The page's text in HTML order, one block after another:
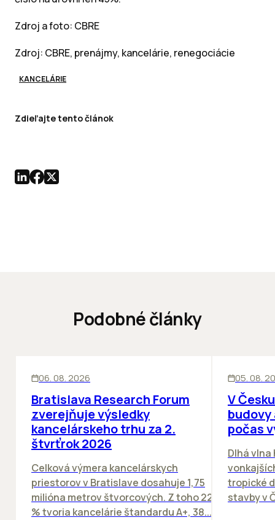
Zdroj a foto: CBRE
Zdroj: CBRE, prenájmy, kancelárie, renegociácie
KANCELÁRIE
Zdieľajte tento článok
Podobné články
06. 08. 2026
Bratislava Research Forum
zverejňuje výsledky
kancelárskeho trhu za 2.
štvrťrok 2026
Celková výmera kancelárskych
priestorov v Bratislave dosahuje 1,75
milióna metrov štvorcových. Z toho 22
% tvoria kancelárie štandardu A+, 38...
05. 08.
V
počas
Dlhá
tropické
stavby v